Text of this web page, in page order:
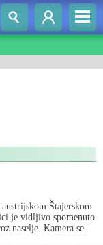
Štajerskom
je vidljivo spomenuto
naselje. Kamera se